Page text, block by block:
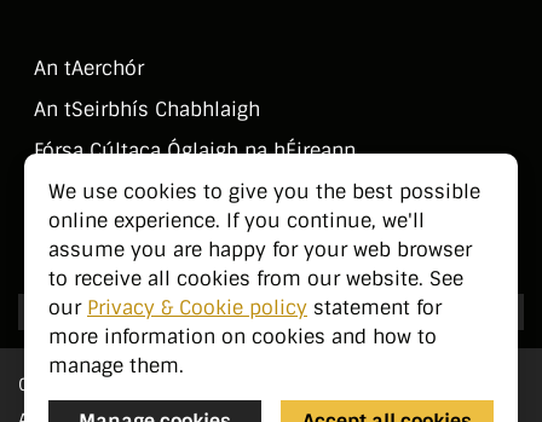
We use cookies to give you the best possible
online experience. If you continue, we'll
assume you are happy for your web browser
to receive all cookies from our website. See
our Privacy & Cookie policy statement for
more information on cookies and how to
manage them.
An tAerchór
An tSeirbhí­s Chabhlaigh
Fórsa Cúltaca Óglaigh na hÉireann
Déan Teagmháil Linn
Eolas don Phobal
Cé Sinn Féin?